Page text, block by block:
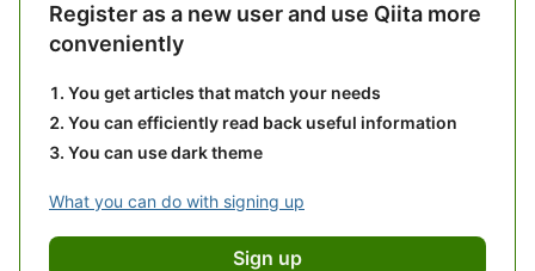
Register as a new user and use Qiita more
conveniently
You get articles that match your needs
You can efficiently read back useful information
You can use dark theme
What you can do with signing up
Sign up